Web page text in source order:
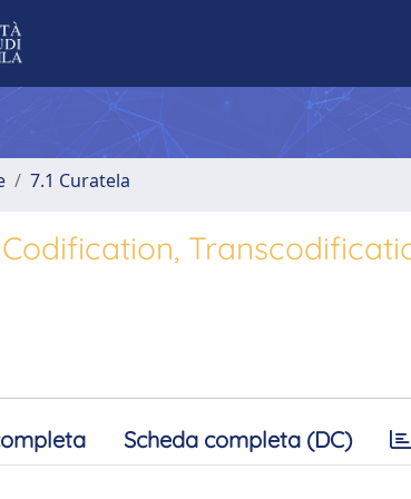
7.1 Curatela
Scheda completa (DC)